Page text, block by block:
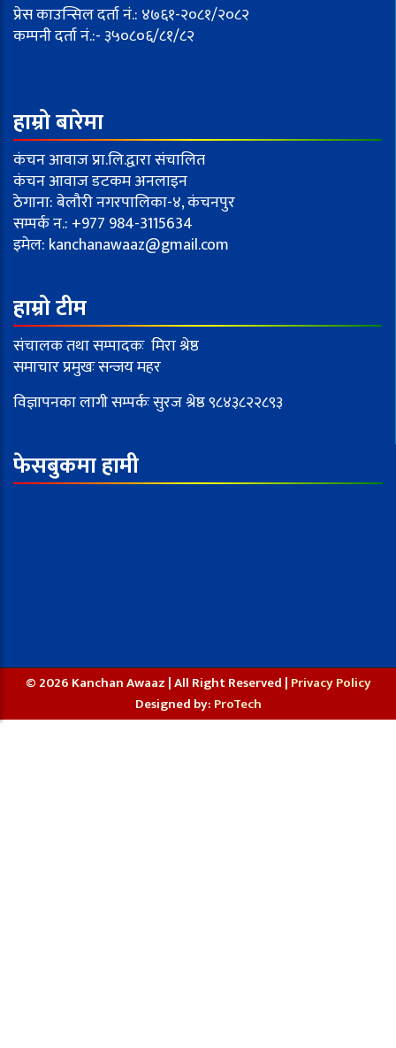
प्रेस काउन्सिल दर्ता नं.: ४७६१-२०८१/२०८२
कम्पनी दर्ता नं.:- ३५०८०६/८१/८२
हाम्रो बारेमा
कंचन आवाज प्रा.लि.द्वारा संचालित
कंचन आवाज डटकम अनलाइन
ठेगाना: बेलौरी नगरपालिका-४, कंचनपुर
सम्पर्क न.: +977 984-3115634
इमेल: kanchanawaaz@gmail.com
हाम्रो टीम
संचालक तथा सम्पादकः मिरा श्रेष्ठ
समाचार प्रमुखः सन्जय महर
विज्ञापनका लागी सम्पर्कः सुरज श्रेष्ठ ९८४३८२२८९३
फेसबुकमा हामी
© 2026 Kanchan Awaaz | All Right Reserved | Privacy Policy
Designed by: ProTech